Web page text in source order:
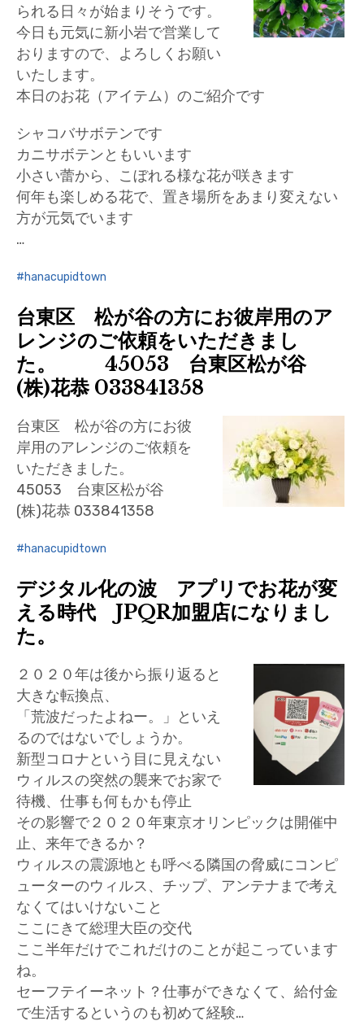
られる日々が始まりそうです。
今日も元気に新小岩で営業して
おりますので、よろしくお願い
いたします。
本日のお花（アイテム）のご紹介です
シャコバサボテンです
カニサボテンともいいます
小さい蕾から、こぼれる様な花が咲きます
何年も楽しめる花で、置き場所をあまり変えない
方が元気でいます
…
hanacupidtown
台東区 松が谷の方にお彼岸用のア
レンジのご依頼をいただきまし
た。 45053 台東区松が谷
(株)花恭 033841358
台東区 松が谷の方にお彼
岸用のアレンジのご依頼を
いただきました。
45053 台東区松が谷
(株)花恭 033841358
hanacupidtown
デジタル化の波 アプリでお花が変
える時代 JPQR加盟店になりまし
た。
２０２０年は後から振り返ると
大きな転換点、
「荒波だったよねー。」といえ
るのではないでしょうか。
新型コロナという目に見えない
ウィルスの突然の襲来でお家で
待機、仕事も何もかも停止
その影響で２０２０年東京オリンピックは開催中
止、来年できるか？
ウィルスの震源地とも呼べる隣国の脅威にコンピ
ューターのウィルス、チップ、アンテナまで考え
なくてはいけないこと
ここにきて総理大臣の交代
ここ半年だけでこれだけのことが起こっています
ね。
セーフテイーネット？仕事ができなくて、給付金
で生活するというのも初めて経験…